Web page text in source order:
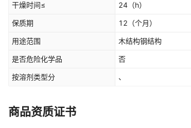
干燥时间≤ 24 （h）
保质期 12 （个月）
用途范围 木结构钢结构
是否危险化学品 否
按溶剂类型分 、
商品资质证书